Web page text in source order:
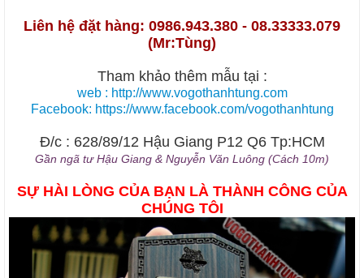
Liên hệ đặt hàng: 0986.943.380 - 08.33333.079
(Mr:Tùng)
Tham khảo thêm mẫu tại :
web : http://www.vogothanhtung.com
Facebook: https://www.facebook.com/vogothanhtung
Đ/c : 628/89/12 Hậu Giang P12 Q6 Tp:HCM
Gần ngã tư Hậu Giang & Nguyễn Văn Luông (Cách 10m)
SỰ HÀI LÒNG CỦA BẠN LÀ THÀNH CÔNG CỦA
CHÚNG TÔI